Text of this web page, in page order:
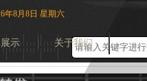
年8月8日 星期六
示 关于我们